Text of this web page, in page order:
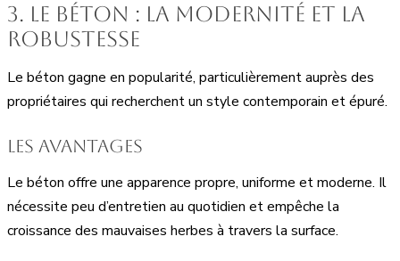
3. Le béton : la modernité et la
robustesse
Le béton gagne en popularité, particulièrement auprès des
propriétaires qui recherchent un style contemporain et épuré.
Les avantages
Le béton offre une apparence propre, uniforme et moderne. Il
nécessite peu d’entretien au quotidien et empêche la
croissance des mauvaises herbes à travers la surface.